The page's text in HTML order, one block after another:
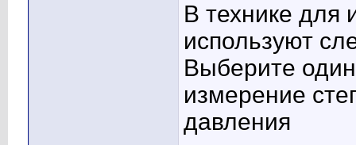
В технике для
используют
Выберите
измерение
давления